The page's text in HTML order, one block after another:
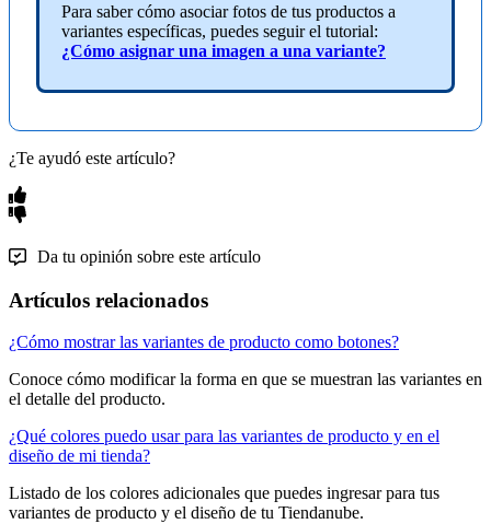
Para saber cómo asociar fotos de tus productos a
variantes específicas, puedes seguir el tutorial:
¿Cómo asignar una imagen a una variante?
¿Te ayudó este artículo?
Da tu opinión sobre este artículo
Artículos relacionados
¿Cómo mostrar las variantes de producto como botones?
Conoce cómo modificar la forma en que se muestran las variantes en
el detalle del producto.
¿Qué colores puedo usar para las variantes de producto y en el
diseño de mi tienda?
Listado de los colores adicionales que puedes ingresar para tus
variantes de producto y el diseño de tu Tiendanube.